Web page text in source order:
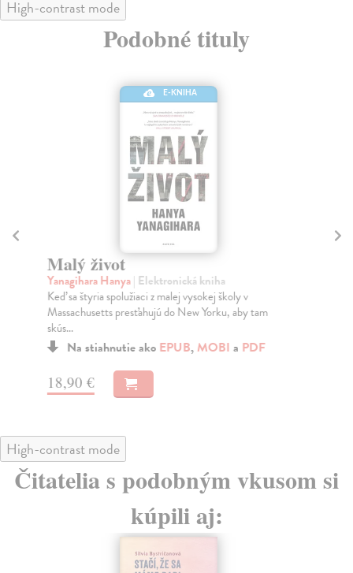
High-contrast mode
Podobné tituly
E-KNIHA
Malý život
Yanagihara Hanya| Elektronická kniha
Keď sa štyria spolužiaci z malej vysokej školy v
Massachusetts presťahujú do New Yorku, aby tam
skús...
Na stiahnutie ako EPUB,MOBI a PDF
18,90 €
High-contrast mode
Čitatelia s podobným vkusom si
kúpili aj: